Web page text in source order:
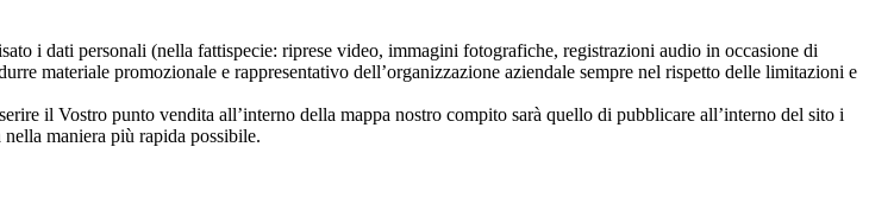
i dati personali (nella fattispecie: riprese video, immagini fotografiche, registrazioni audio in occasione di
materiale promozionale e rappresentativo dell’organizzazione aziendale sempre nel rispetto delle limitazioni e
il Vostro punto vendita all’interno della mappa nostro compito sarà quello di pubblicare all’interno del sito i
maniera più rapida possibile.